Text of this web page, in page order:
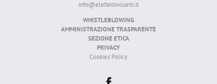
info@elefantivolanti.it
WHISTLEBLOWING
AMMINISTRAZIONE TRASPARENTE
SEZIONE ETICA
PRIVACY
Cookies Policy